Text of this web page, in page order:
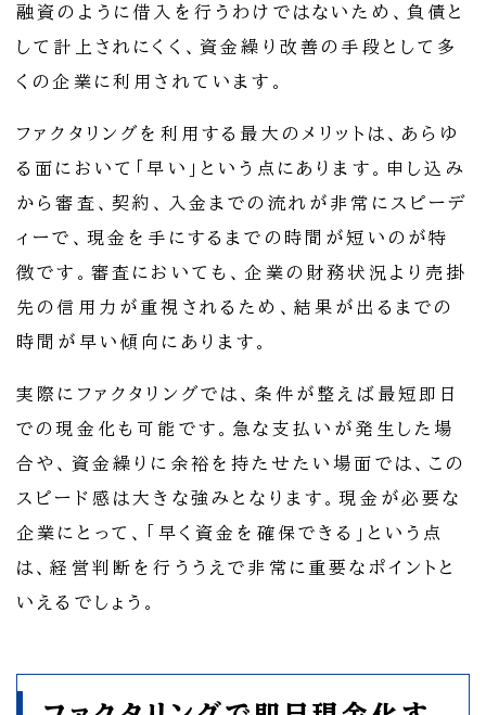
融資のように借入を行うわけではないため、負債と
して計上されにくく、資金繰り改善の手段として多
くの企業に利用されています。
ファクタリングを利用する最大のメリットは、あらゆ
る面において「早い」という点にあります。申し込み
から審査、契約、入金までの流れが非常にスピーデ
ィーで、現金を手にするまでの時間が短いのが特
徴です。審査においても、企業の財務状況より売掛
先の信用力が重視されるため、結果が出るまでの
時間が早い傾向にあります。
実際にファクタリングでは、条件が整えば最短即日
での現金化も可能です。急な支払いが発生した場
合や、資金繰りに余裕を持たせたい場面では、この
スピード感は大きな強みとなります。現金が必要な
企業にとって、「早く資金を確保できる」という点
は、経営判断を行ううえで非常に重要なポイントと
いえるでしょう。